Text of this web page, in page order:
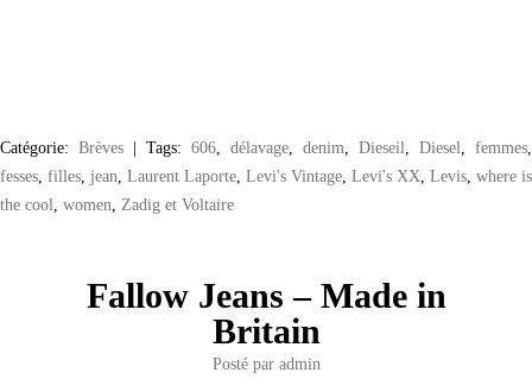
Catégorie: Brèves | Tags: 606 délavage denim Dieseil Diesel femmes
fesses filles jean Laurent Laporte Levi's Vintage Levi's XX Levis where is
the cool women Zadig et Voltaire
Fallow Jeans – Made in
Britain
Posté par admin